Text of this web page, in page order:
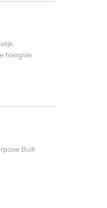
hoogste
Built